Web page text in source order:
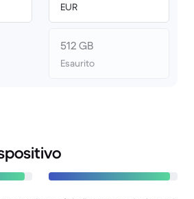
EUR
512 GB
Esaurito